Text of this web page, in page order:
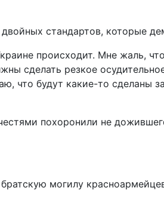
стандартов, которые
происходит. Мне жаль,
сделать резкое
что будут какие-то сделаны
похоронили не
могилу